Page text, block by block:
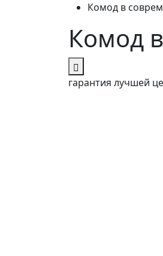
Комод в
Комод
гарантия лучшей